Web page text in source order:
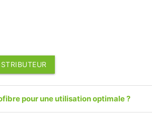
pour une utilisation optimale ?